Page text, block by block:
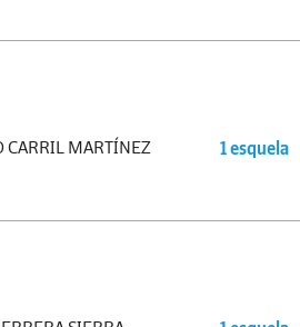
CARRIL MARTÍNEZ 1 esquela